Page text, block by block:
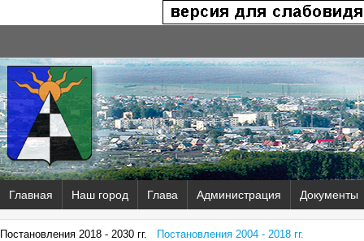
Главная Наш город Глава Администрация Документы
Постановления 2018 - 2030 гг. Постановления 2004 - 2018 гг.